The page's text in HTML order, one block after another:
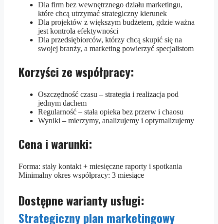
Dla firm bez wewnętrznego działu marketingu,
które chcą utrzymać strategiczny kierunek
Dla projektów z większym budżetem, gdzie ważna
jest kontrola efektywności
Dla przedsiębiorców, którzy chcą skupić się na
swojej branży, a marketing powierzyć specjalistom
Korzyści ze współpracy:
Oszczędność czasu – strategia i realizacja pod
jednym dachem
Regularność – stała opieka bez przerw i chaosu
Wyniki – mierzymy, analizujemy i optymalizujemy
Cena i warunki:
Forma: stały kontakt + miesięczne raporty i spotkania
Minimalny okres współpracy: 3 miesiące
Dostępne warianty usługi:
Strategiczny plan marketingowy